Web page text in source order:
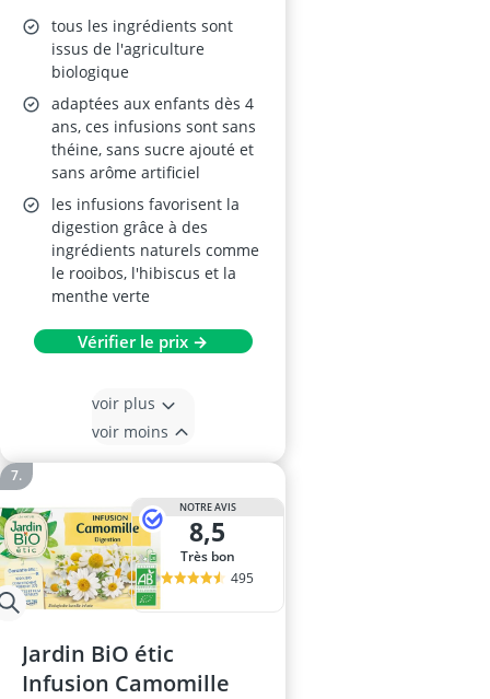
tous les ingrédients sont
issus de l'agriculture
biologique
adaptées aux enfants dès 4
ans, ces infusions sont sans
théine, sans sucre ajouté et
sans arôme artificiel
les infusions favorisent la
digestion grâce à des
ingrédients naturels comme
le rooibos, l'hibiscus et la
menthe verte
Vérifier le prix →
voir plus
voir moins
NOTRE AVIS
8,5
Très bon
495
Jardin BiO étic
Infusion Camomille